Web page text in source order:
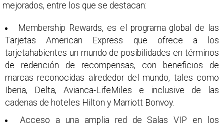
mejorados, entre los que se destacan:
Membership Rewards, es el programa global de las
Tarjetas American Express que ofrece a los
tarjetahabientes un mundo de posibilidades en términos
de redención de recompensas, con beneficios de
marcas reconocidas alrededor del mundo, tales como
Iberia, Delta, Avianca-LifeMiles e inclusive de las
cadenas de hoteles Hilton y Marriott Bonvoy.
Acceso a una amplia red de Salas VIP en los